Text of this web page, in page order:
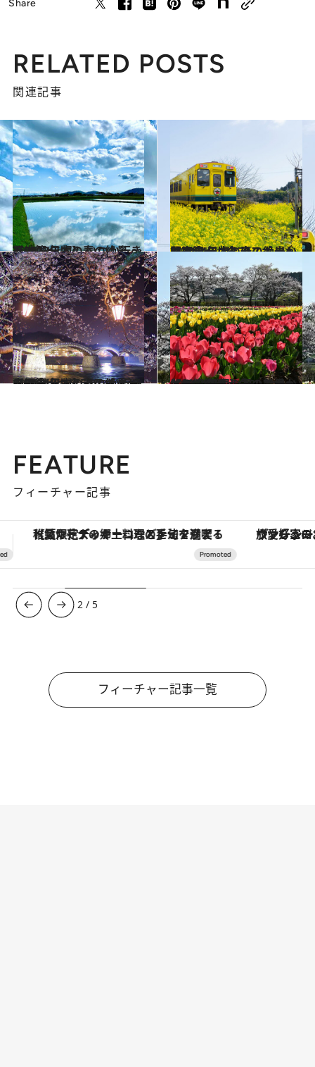
Share
RELATED POSTS
関連記事
2023.4.5
【2023年版】 いつか行きたい！ 日本の春の絶景 ～近畿篇～
旅＆お出かけ 2024.4.7
【2024年版】春のお出かけに！ 日本の春の絶景～関東篇～ 全70スポットを紹介！
旅＆お出かけ
2024.4.7
【2024年版】 いつか行きたい！ 日本の春の絶景 ～中国篇～ 全50スポットを紹介！
旅＆お出かけ 2024.4.6
【2024年版】春のお出かけに！ 日本の春の絶景～九州・沖縄～全80スポットを紹介！
旅＆お出かけ
FEATURE
フィーチャー記事
ヴァシュロン・コンスタンタン「オーヴァーシーズ・オートマティック」。旅愛好家のお気に入りコレクションから、ジェンダーレスな新作が登場
3 / 5
フィーチャー記事一覧